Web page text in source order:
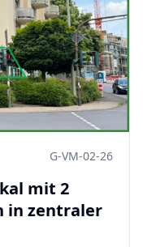
G-VM-02-26
mit 2
in zentraler